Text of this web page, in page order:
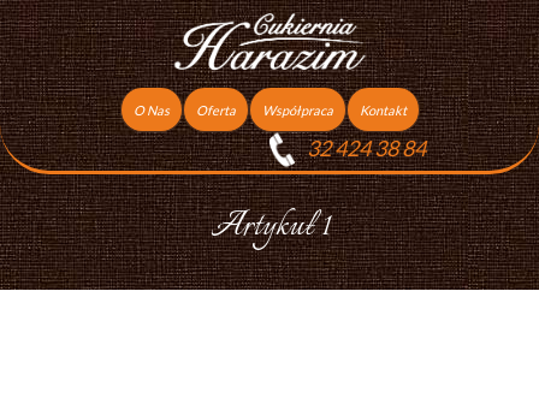
Artykuł 1
O Nas Oferta
Torty
Ciasta
Ciasteczka
Ciasta Świąteczne
Współpraca
Praca
Kontakt
32 424 38 84